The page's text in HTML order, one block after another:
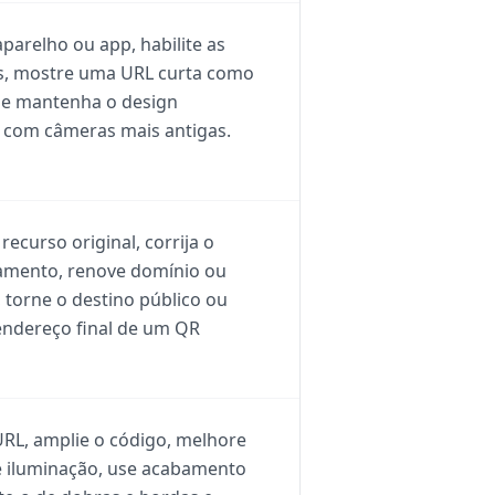
ou app, habilite as
mostre uma URL curta como
mantenha o design
câmeras mais antigas.
original, corrija o
renove domínio ou
o destino público ou
final de um QR
amplie o código, melhore
use acabamento